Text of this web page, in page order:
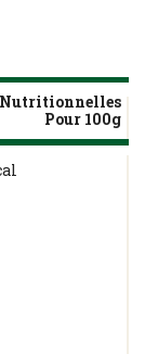
Pour 100g